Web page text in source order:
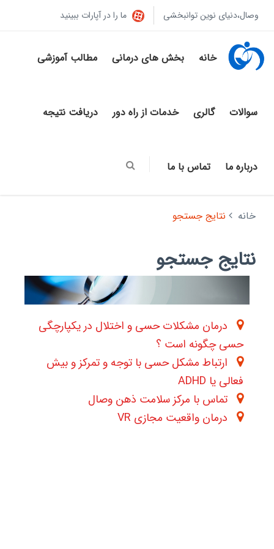
وصال،دنیای نوین توانبخشی ما را در آپارات ببینید
خانه بخش های درمانی مطالب آموزشی
سوالات گالری خدمات از راه دور دریافت نتیجه
درباره ما تماس با ما
خانه نتایج جستجو
نتایج جستجو
درمان مشکلات حسی و اختلال در یکپارچگی
حسی چگونه است ؟
ارتباط مشکل حسی با توجه و تمرکز و بیش
فعالی یا ADHD
تماس با مرکز سلامت ذهن وصال
درمان واقعیت مجازی VR